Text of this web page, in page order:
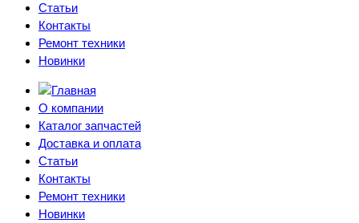
Статьи
Контакты
Ремонт техники
Новинки
О компании
Каталог запчастей
Доставка и оплата
Статьи
Контакты
Ремонт техники
Новинки